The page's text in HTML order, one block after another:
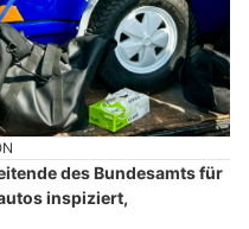
des Bundesamts für
inspiziert,